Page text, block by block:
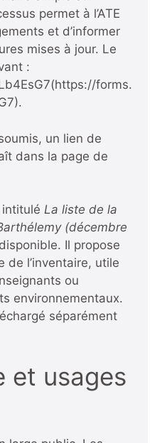
permet à l’ATE
et d’informer
mises à jour. Le
:
(https://forms.
un lien de
dans la page de
La liste de la
(décembre
Il propose
de l’inventaire, utile
ou
environnementaux.
séparément
et usages